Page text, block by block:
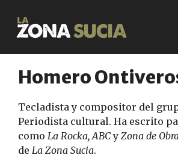
contenido
Homero
Tecladista y compositor del
Periodista cultural. Ha escrito
como La Rocka, ABCy Zona de
de La Zona Sucia.